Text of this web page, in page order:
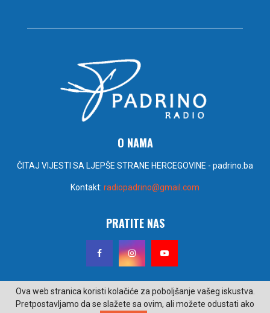
O NAMA
ČITAJ VIJESTI SA LJEPŠE STRANE HERCEGOVINE - padrino.ba
Kontakt: radiopadrino@gmail.com
PRATITE NAS
@2022 - padrino.ba. Sva prava zadržana. Izrada i održavanje Poseidon
Ova web stranica koristi kolačiće za poboljšanje vašeg iskustva.
Pretpostavljamo da se slažete sa ovim, ali možete odustati ako